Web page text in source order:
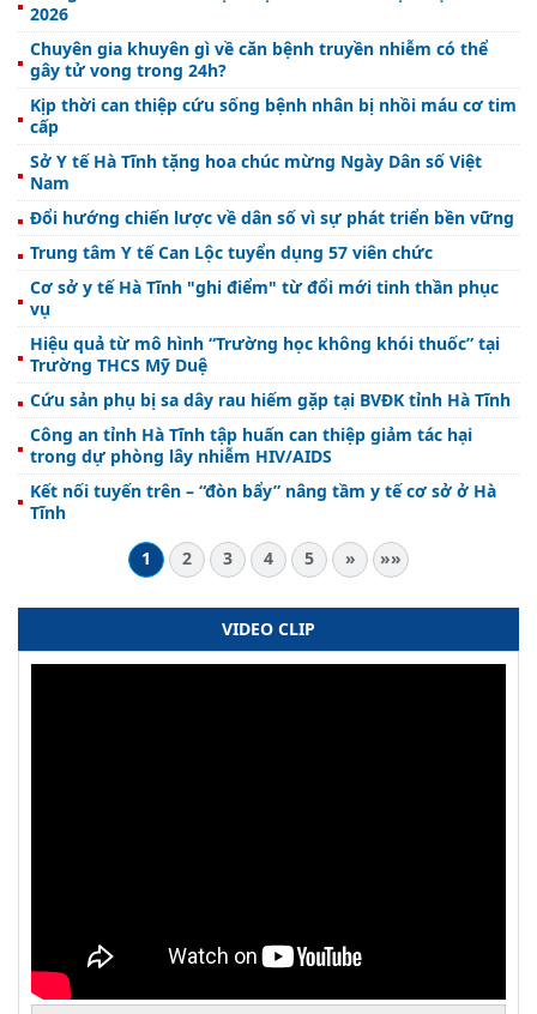
2026
Chuyên gia khuyên gì về căn bệnh truyền nhiễm có thể
gây tử vong trong 24h?
Kịp thời can thiệp cứu sống bệnh nhân bị nhồi máu cơ tim
cấp
Sở Y tế Hà Tĩnh tặng hoa chúc mừng Ngày Dân số Việt
Nam
Đổi hướng chiến lược về dân số vì sự phát triển bền vững
Trung tâm Y tế Can Lộc tuyển dụng 57 viên chức
Cơ sở y tế Hà Tĩnh "ghi điểm" từ đổi mới tinh thần phục
vụ
Hiệu quả từ mô hình “Trường học không khói thuốc” tại
Trường THCS Mỹ Duệ
Cứu sản phụ bị sa dây rau hiếm gặp tại BVĐK tỉnh Hà Tĩnh
Công an tỉnh Hà Tĩnh tập huấn can thiệp giảm tác hại
trong dự phòng lây nhiễm HIV/AIDS
Kết nối tuyến trên – “đòn bẩy” nâng tầm y tế cơ sở ở Hà
Tĩnh
1
2 3 4 5 » »»
VIDEO CLIP